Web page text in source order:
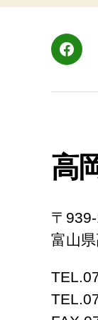
高
〒
富山